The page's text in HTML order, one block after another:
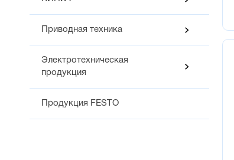
Приводная техника
Электротехническая
продукция
Продукция FESTO